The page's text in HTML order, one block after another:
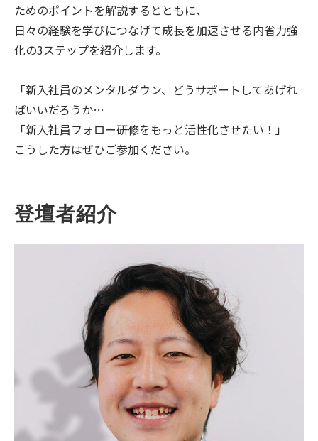
ためのポイントを解説するとともに、
日々の経験を学びにつなげて成長を加速させる内省力強
化の3ステップを紹介します。
「新入社員のメンタルダウン、どうサポートしてあげれ
ばいいだろうか…
「新入社員フォロー研修をもっと活性化させたい！」
こうした方はぜひご参加ください。
登壇者紹介